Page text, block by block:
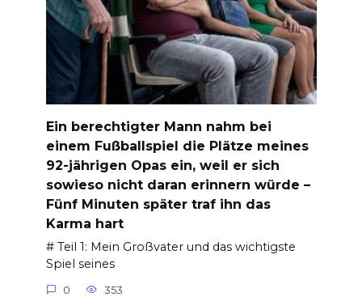
Ein berechtigter Mann nahm bei
einem Fußballspiel die Plätze meines
92-jährigen Opas ein, weil er sich
sowieso nicht daran erinnern würde –
Fünf Minuten später traf ihn das
Karma hart
# Teil 1: Mein Großvater und das wichtigste
Spiel seines
0 353